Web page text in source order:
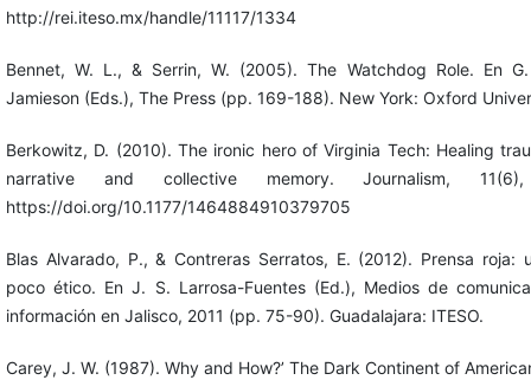
http://rei.iteso.mx/handle/11117/1334
Bennet, W. L., & Serrin, W. (2005). The Watchdog Role. En
Jamieson (Eds.), The Press (pp. 169-188). New York: Oxford
Berkowitz, D. (2010). The ironic hero of Virginia Tech: Healing
narrative and collective memory. Journalism,
https://doi.org/10.1177/1464884910379705
Blas Alvarado, P., & Contreras Serratos, E. (2012). Prensa roja:
poco ético. En J. S. Larrosa-Fuentes (Ed.), Medios de
información en Jalisco, 2011 (pp. 75-90). Guadalajara: ITESO.
Carey, J. W. (1987). Why and How?’ The Dark Continent of